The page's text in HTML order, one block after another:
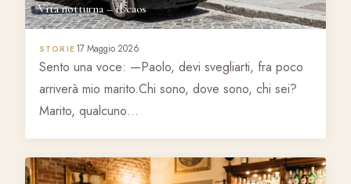
Vita notturna – il caos
STORIE 17 Maggio 2026
Sento una voce: —Paolo, devi svegliarti, fra poco
arriverà mio marito.Chi sono, dove sono, chi sei?
Marito, qualcuno…